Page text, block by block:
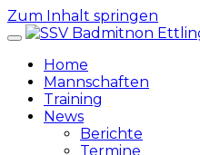
Zum Inhalt springen
Home
Mannschaften
Training
News
Berichte
Termine